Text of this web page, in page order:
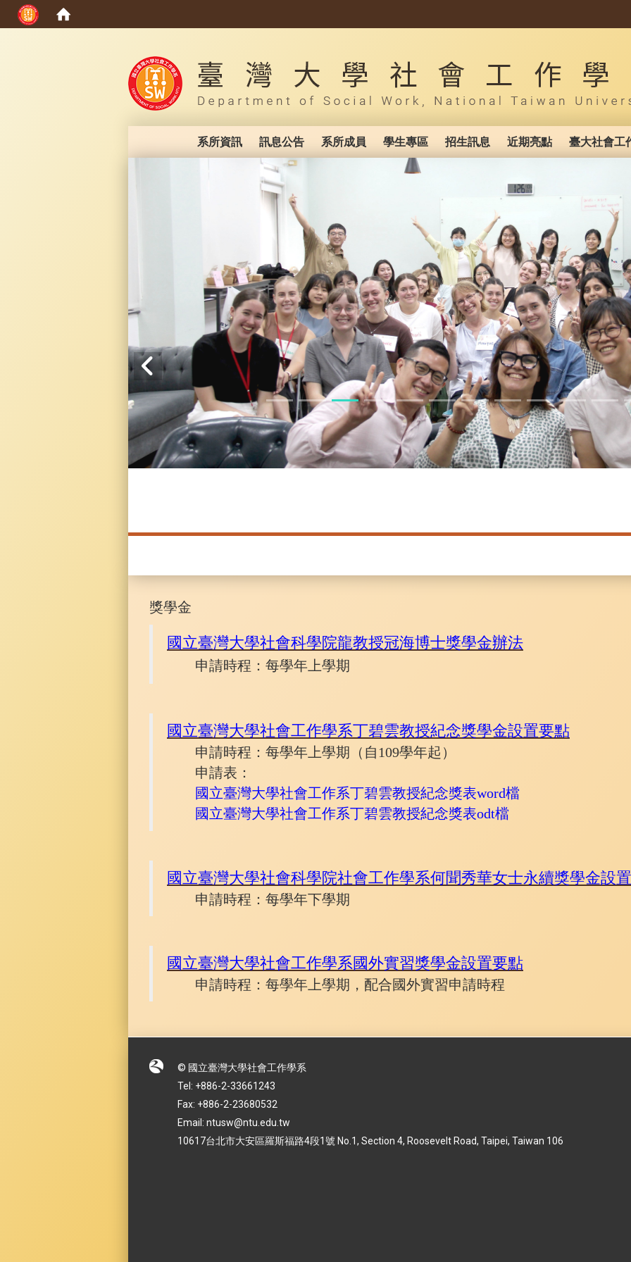
系所資訊 訊息公告 系所成員 學生專區 招生訊息 近期亮點 臺大社會工
獎學金
國立臺灣大學社會科學院龍教授冠海博士獎學金辦法
申請時程：每學年上學期
國立臺灣大學社會工作學系丁碧雲教授紀念獎學金設置要點
申請時程：每學年上學期（自109學年起）
申請表：
國立臺灣大學社會工作系丁碧雲教授紀念獎表word檔
國立臺灣大學社會工作系丁碧雲教授紀念獎表odt檔
國立臺灣大學社會科學院社會工作學系何聞秀華女士永續獎學金設
申請時程：每學年下學期
國立臺灣大學社會工作學系國外實習獎學金設置要點
申請時程：每學年上學期，配合國外實習申請時程
© 國立臺灣大學社會工作學系
Tel: +886-2-33661243
Fax: +886-2-23680532
Email: ntusw@ntu.edu.tw
10617台北市大安區羅斯福路4段1號 No.1, Section 4, Roosevelt Road, Taipei, Taiwan 106